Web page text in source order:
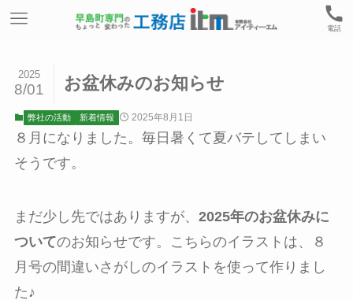
電話
お盆休みのお知らせ
2025
8/01
弊社の活動 新着情報 2025年8月1日
８月になりました。毎日暑くて夏バテしてしまい
そうです。
まだ少し先ではありますが、 2025年のお盆休みに
ついてのお知らせです。こちらのイラストは、８
月号の間違いさがしのイラストを使って作りまし
た♪